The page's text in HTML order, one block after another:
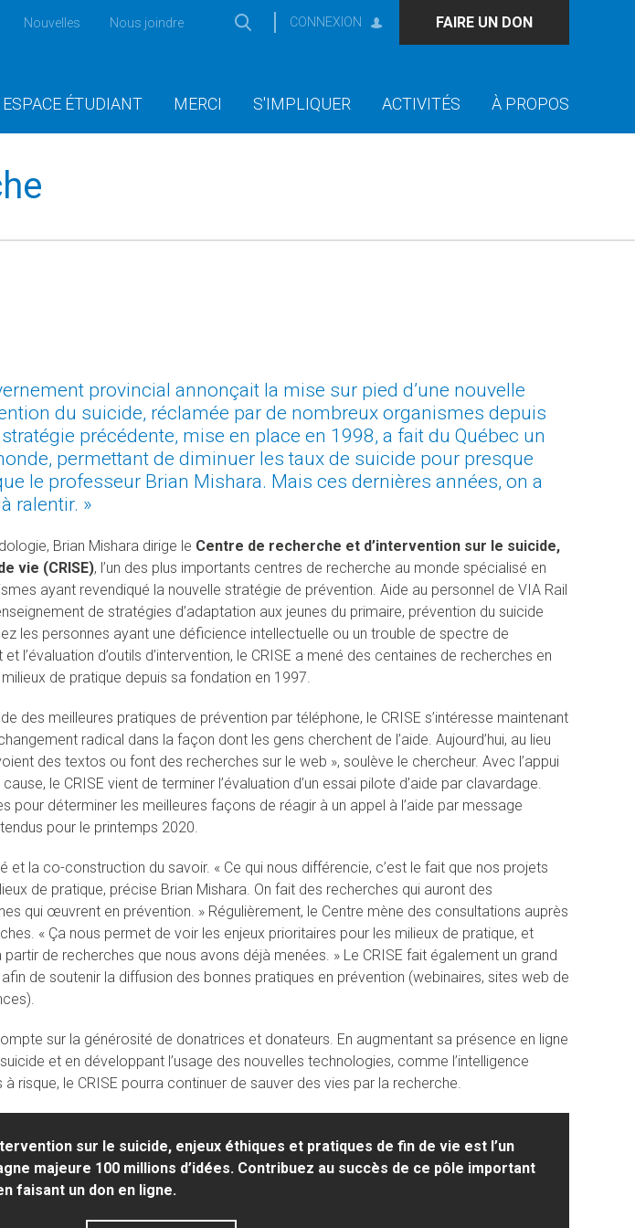
Nouvelles Nous joindre CONNEXION FAIRE UN DON
ESPACE ÉTUDIANT MERCI S'IMPLIQUER ACTIVITÉS À PROPOS
provincial annonçait la mise sur pied d’une nouvelle
du suicide, réclamée par de nombreux organismes depuis
précédente, mise en place en 1998, a fait du Québec un
permettant de diminuer les taux de suicide pour presque
le professeur Brian Mishara. Mais ces dernières années, on a
ralentir. »
Brian Mishara dirige le Centre de recherche et d’intervention sur le suicide,
vie (CRISE), l’un des plus importants centres de recherche au monde spécialisé en
ayant revendiqué la nouvelle stratégie de prévention. Aide au personnel de VIA Rail
de stratégies d’adaptation aux jeunes du primaire, prévention du suicide
les personnes ayant une déficience intellectuelle ou un trouble de spectre de
l’évaluation d’outils d’intervention, le CRISE a mené des centaines de recherches en
de pratique depuis sa fondation en 1997.
des meilleures pratiques de prévention par téléphone, le CRISE s’intéresse maintenant
radical dans la façon dont les gens cherchent de l’aide. Aujourd’hui, au lieu
des textos ou font des recherches sur le web », soulève le chercheur. Avec l’appui
le CRISE vient de terminer l’évaluation d’un essai pilote d’aide par clavardage.
pour déterminer les meilleures façons de réagir à un appel à l’aide par message
pour le printemps 2020.
et la co-construction du savoir. « Ce qui nous différencie, c’est le fait que nos projets
de pratique, précise Brian Mishara. On fait des recherches qui auront des
qui œuvrent en prévention. » Régulièrement, le Centre mène des consultations auprès
« Ça nous permet de voir les enjeux prioritaires pour les milieux de pratique, et
de recherches que nous avons déjà menées. » Le CRISE fait également un grand
de soutenir la diffusion des bonnes pratiques en prévention (webinaires, sites web de
sur la générosité de donatrices et donateurs. En augmentant sa présence en ligne
et en développant l’usage des nouvelles technologies, comme l’intelligence
risque, le CRISE pourra continuer de sauver des vies par la recherche.
sur le suicide, enjeux éthiques et pratiques de fin de vie est l’un
majeure 100 millions d’idées. Contribuez au succès de ce pôle important
faisant un don en ligne.